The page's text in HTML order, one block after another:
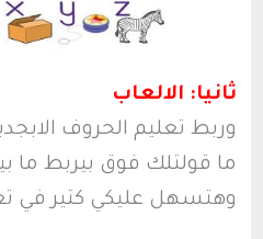
ثانيا: الالعاب
وربط تعليم الحروف
ما قولتلك فوق بيربط ما
وهتسهل عليكي كتير في